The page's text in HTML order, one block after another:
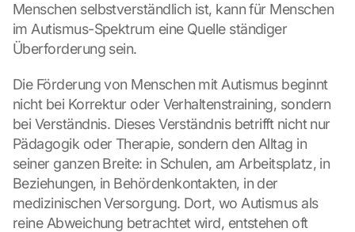
Menschen selbstverständlich ist, kann für Menschen
im Autismus-Spektrum eine Quelle ständiger
Überforderung sein.
Die Förderung von Menschen mit Autismus beginnt
nicht bei Korrektur oder Verhaltenstraining, sondern
bei Verständnis. Dieses Verständnis betrifft nicht nur
Pädagogik oder Therapie, sondern den Alltag in
seiner ganzen Breite: in Schulen, am Arbeitsplatz, in
Beziehungen, in Behördenkontakten, in der
medizinischen Versorgung. Dort, wo Autismus als
reine Abweichung betrachtet wird, entstehen oft